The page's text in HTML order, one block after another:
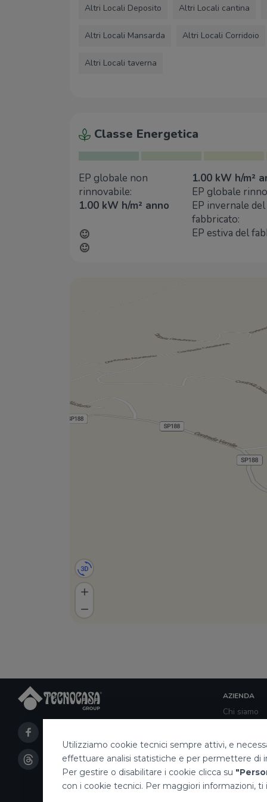
Altri Locali Deposito Altri Locali cantina
Altri Locali Mansarda Altri Locali Corridoio
Altri Locali taverna
Classe Energetica
EP globale non
rinnovabile:
1.00 kW h/m²
EP globale
1.00 kW h/m² anno
EP invernale del
fabbricato:
EP estiva del
AZIENDA
Chi siamo
Nel mondo
Lavora con
Utilizziamo cookie tecnici sempre attivi, e
effettuare analisi statistiche e per permettere di
Per gestire o disabilitare i cookie clicca su
con i cookie tecnici. Per maggiori informazioni,